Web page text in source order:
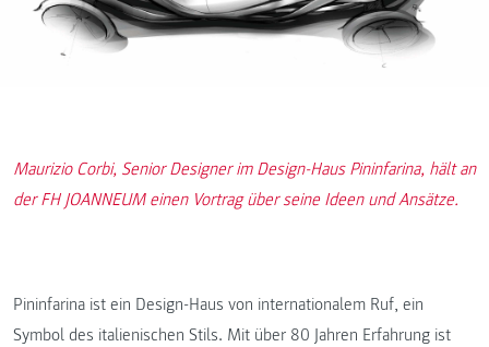
Maurizio Corbi, Senior Designer im Design-Haus Pininfarina, hält an
der FH JOANNEUM einen Vortrag über seine Ideen und Ansätze.
Pininfarina ist ein Design-Haus von internationalem Ruf, ein
Symbol des italienischen Stils. Mit über 80 Jahren Erfahrung ist